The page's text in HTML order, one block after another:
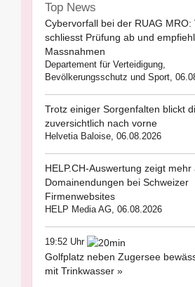
Top News
Cybervorfall bei der RUAG MRO:
schliesst Prüfung ab und
Massnahmen
Departement für Verteidigung,
Bevölkerungsschutz und Sport,
Trotz einiger Sorgenfalten blickt
zuversichtlich nach vorne
Helvetia Baloise, 06.08.2026
HELP.CH-Auswertung zeigt mehr
Domainendungen bei Schweizer
Firmenwebsites
HELP Media AG, 06.08.2026
19:52 Uhr
Golfplatz neben Zugersee
mit Trinkwasser »